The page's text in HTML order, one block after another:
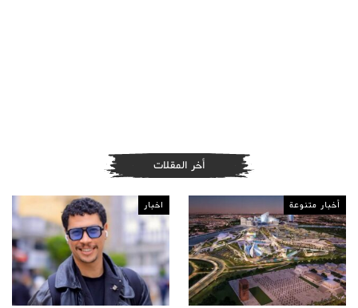
أخر المقلات
أخبار متنوعة اخبار